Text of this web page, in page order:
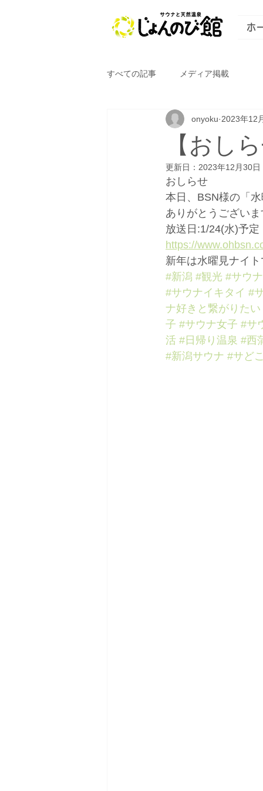
ホ
すべての記事 メディア掲載
【おし
onyoku 2023年12
更新日： 2023年12月30日
おしらせ
本日、BSN様の「
ありがとうございま
放送日:1/24(水)予定
https://
新年は水曜見ナイ
#新潟 #観光 #サウナ
#サウナイキタイ #
ナ好きと繋がりたい
子 #サウナ女子 #サ
活 #日帰り温泉 #西
#新潟サウナ #サど